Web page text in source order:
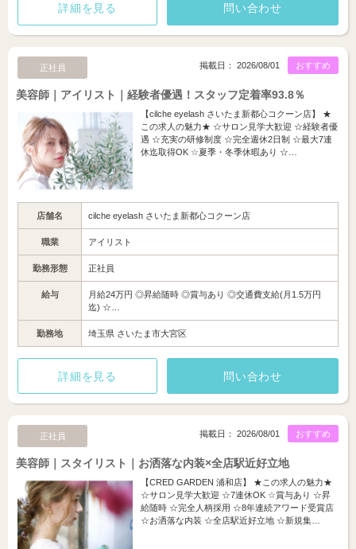
詳細を見る 問い合わせ
正社員 おすすめ
掲載日： 2026/08/01
美容師｜アイリスト｜経験者優遇！スタッフ定着率93.8％
【cilche eyelash さいたま新都心コクーン店】 ★
この求人の魅力★ ☆サロン見学大歓迎 ☆経験者優
遇 ☆充実の研修制度 ☆完全週休2日制 ☆最大7連
休迄取得OK ☆夏季・冬季休暇あり ☆…
店舗名 cilche eyelash さいたま新都心コクーン店
職業 アイリスト
勤務形態 正社員
給与
月給24万円 ◎昇給随時 ◎賞与あり ◎交通費支給(月1.5万円
迄) ☆…
勤務地 埼玉県 さいたま市大宮区
詳細を見る 問い合わせ
正社員 おすすめ
掲載日： 2026/08/01
美容師｜スタイリスト｜お洒落な内装×全店駅近好立地
【CRED GARDEN 浦和店】 ★この求人の魅力★
☆サロン見学大歓迎 ☆7連休OK ☆賞与あり ☆昇
給随時 ☆完全人柄採用 ☆8年連続アワード受賞店
☆お洒落な内装 ☆全店駅近好立地 ☆新規集…